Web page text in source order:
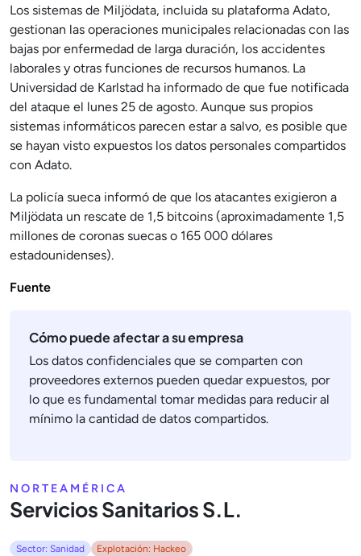
Los sistemas de Miljödata, incluida su plataforma Adato,
gestionan las operaciones municipales relacionadas con las
bajas por enfermedad de larga duración, los accidentes
laborales y otras funciones de recursos humanos. La
Universidad de Karlstad ha informado de que fue notificada
del ataque el lunes 25 de agosto. Aunque sus propios
sistemas informáticos parecen estar a salvo, es posible que
se hayan visto expuestos los datos personales compartidos
con Adato.
La policía sueca informó de que los atacantes exigieron a
Miljödata un rescate de 1,5 bitcoins (aproximadamente 1,5
millones de coronas suecas o 165 000 dólares
estadounidenses).
Fuente
Cómo puede afectar a su empresa
Los datos confidenciales que se comparten con
proveedores externos pueden quedar expuestos, por
lo que es fundamental tomar medidas para reducir al
mínimo la cantidad de datos compartidos.
NORTEAMÉRICA
Servicios Sanitarios S.L.
Sector: Sanidad Explotación: Hackeo